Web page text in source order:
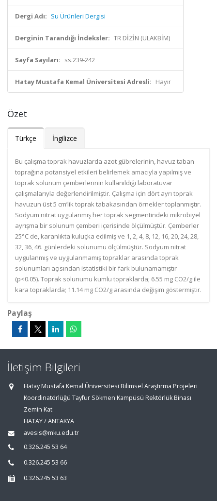
Dergi Adı: Su Ürünleri Dergisi
Derginin Tarandığı İndeksler: TR DİZİN (ULAKBİM)
Sayfa Sayıları: ss.239-242
Hatay Mustafa Kemal Üniversitesi Adresli: Hayır
Özet
Türkçe İngilizce
Bu çalışma toprak havuzlarda azot gübrelerinin, havuz taban
toprağına potansiyel etkileri belirlemek amacıyla yapılmış ve
toprak solunum çemberlerinin kullanıldığı laboratuvar
çalışmalarıyla değerlendirilmiştir. Çalışma için dört ayrı toprak
havuzun üst 5 cm’lik toprak tabakasından örnekler toplanmıştır.
Sodyum nitrat uygulanmış her toprak segmentindeki mikrobiyel
ayrışma bir solunum çemberi içerisinde ölçülmüştür. Çemberler
25°C de, karanlıkta kuluçka edilmiş ve 1, 2, 4, 8, 12, 16, 20, 24, 28,
32, 36, 46. günlerdeki solunumu ölçülmüştür. Sodyum nitrat
uygulanmış ve uygulanmamış topraklar arasında toprak
solunumları açısından istatistiki bir fark bulunamamıştır
(p<0.05). Toprak solunumu kumlu topraklarda; 6.55 mg CO2/g ile
kara topraklarda; 11.14 mg CO2/g arasında değişim göstermiştir.
Paylaş
İletişim Bilgileri
Hatay Mustafa Kemal Üniversitesi Bilimsel Araştırma Projeleri
Koordinatörlüğü Tayfur Sökmen Kampüsü Rektörlük Binası
Zemin Kat
HATAY / ANTAKYA
avesis@mku.edu.tr
0.326.245 53 64
0.326.245 53 66
0.326.245 53 63